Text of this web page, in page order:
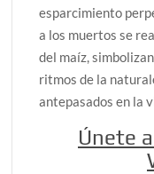
esparcimiento
a los muertos se
del maíz,
ritmos de la
antepasados en la
Únete